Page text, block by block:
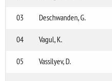
03 Deschwanden, G.
04 Vagul, K.
05 Vassilyev, D.